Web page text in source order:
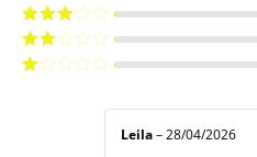
Avaliação
Avaliação
Avaliação
Leila – 28/04/2026